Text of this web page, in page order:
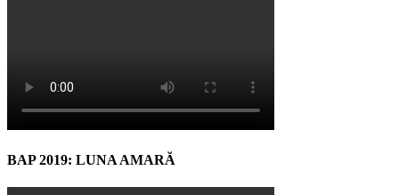
BAP 2019: LUNA AMARĂ